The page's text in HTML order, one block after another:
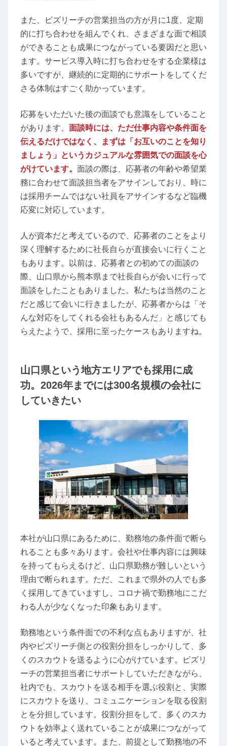
また、ビズリーチの営業担当の方が月に1度、定期
的に打ち合わせを組んでくれ、さまざまな面で相談
ができることも成果につながっている要因だと思い
ます。サービス導入時に打ち合わせをする企業様は
多いですが、継続的に定期的にサポートをしてくだ
さる体制はすごく助かっています。
応募をいただいた後の面談でも意識をしていること
があります。 面談時には、ただ仕事内容や条件面を
伝えるだけではなく、まずは「お互いのことを知り
ましょう」というカジュアルな雰囲気での面談を心
がけています。 面談の際は、応募者の年齢や希望業
務に合わせて面談担当者をアサインしており、時に
は採用チームではない社員をアサインするなど臨機
応変に対応しています。
人が資本だと考えているので、応募者のことをより
深く理解するために社長自らが直接会いに行くこと
もあります。以前は、応募者との初めての面談の
際、山口県から熊本県まで社長自らが会いに行って
面談をしたこともありました。私たちは当然のこと
だと感じて会いに行きましたが、応募者からは「そ
んな対応をしてくれる会社もあるんだ」と感じても
らえたようで、採用に至ったケースもありますね。
山口県という地方エリアでも採用に成
功。2026年までには300名規模の会社に
していきたい
本社が山口県にあるために、勤務地の条件面で断ら
れることも多々あります。会社や仕事内容には興味
を持ってもらえるけど、山口県勤務が難しいという
理由で断られます。ただ、これまで県外の人でも多
く採用してきていますし、コロナ禍で勤務地にこだ
わる人が少なくなった印象もあります。
勤務地という条件面での不利な点もありますが、社
内やビズリーチ側との役割分担をしっかりして、多
くのスカウトを送るように心がけています。ビズリ
ーチの営業担当者にサポートしていただきながら、
社内でも、スカウトを送る相手を選ぶ役割と、実際
にスカウトを送り、コミュニケーションを取る役割
とを分担しています。役割分担をして、多くのスカ
ウトを効率よく送れていることが成果につながって
いると考えています。また、前提として勤務地の不